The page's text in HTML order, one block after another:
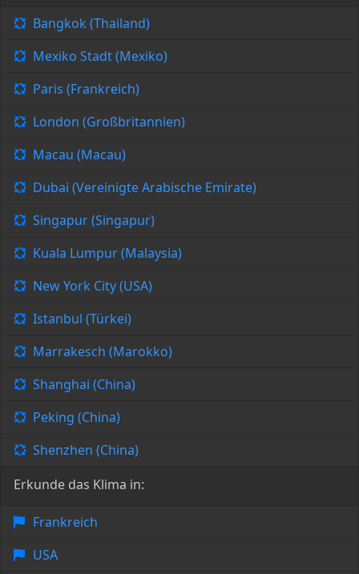
Bangkok (Thailand)
Mexiko Stadt (Mexiko)
Paris (Frankreich)
London (Großbritannien)
Macau (Macau)
Dubai (Vereinigte Arabische Emirate)
Singapur (Singapur)
Kuala Lumpur (Malaysia)
New York City (USA)
Istanbul (Türkei)
Marrakesch (Marokko)
Shanghai (China)
Peking (China)
Shenzhen (China)
Erkunde das Klima in:
Frankreich
USA